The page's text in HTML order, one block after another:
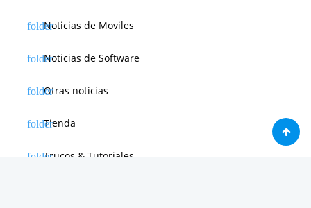
Noticias de Moviles
Noticias de Software
Otras noticias
Tienda
Trucos & Tutoriales